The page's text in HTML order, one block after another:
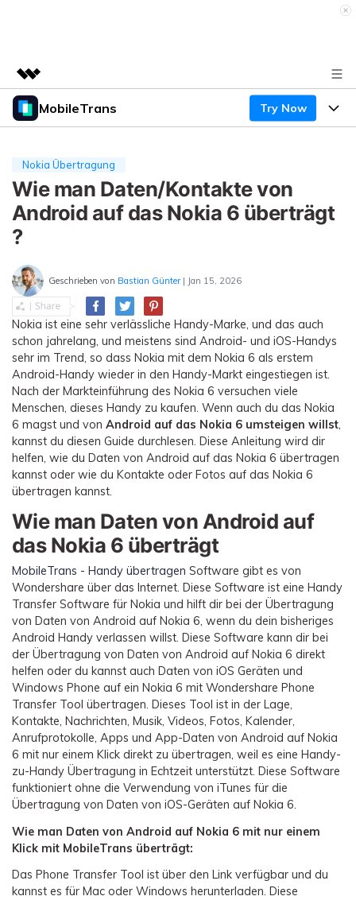
Top-Produkte
Dienstprogramme
Überblick
Über uns
Presseraum
Shop
Support
MobileTrans Try Now
Desktop
Mobile
Funktionen
Funktionen
Ressourcen
Handydatenübertragung
Handy-Backup & Wiederherstellung
WhatsApp Manager
Übertragung anderer Apps
WEITERE THEMEN ERKUNDEN
Preise
Preise für Windows
Preise für Mac
Preise für die App
Geschäftsplan
Bildungsplan
Lernen & Unterstützung
Wettbewerbe & Events
Lernen
Hilfe erhalten
Suche
Herunterladen
Nokia Übertragung
Wie man Daten/Kontakte von
Android auf das Nokia 6 überträgt
?
Geschrieben von Bastian Günter | Jan 15, 2026
Nokia ist eine sehr verlässliche Handy-Marke, und das auch
schon jahrelang, und meistens sind Android- und iOS-Handys
sehr im Trend, so dass Nokia mit dem Nokia 6 als erstem
Android-Handy wieder in den Handy-Markt eingestiegen ist.
Nach der Markteinführung des Nokia 6 versuchen viele
Menschen, dieses Handy zu kaufen. Wenn auch du das Nokia
6 magst und von Android auf das Nokia 6 umsteigen willst,
kannst du diesen Guide durchlesen. Diese Anleitung wird dir
helfen, wie du Daten von Android auf das Nokia 6 übertragen
kannst oder wie du Kontakte oder Fotos auf das Nokia 6
übertragen kannst.
Wie man Daten von Android auf
das Nokia 6 überträgt
MobileTrans - Handy übertragen Software gibt es von
Wondershare über das Internet. Diese Software ist eine Handy
Transfer Software für Nokia und hilft dir bei der Übertragung
von Daten von Android auf Nokia 6, wenn du dein bisheriges
Android Handy verlassen willst. Diese Software kann dir bei
der Übertragung von Daten von Android auf Nokia 6 direkt
helfen oder du kannst auch Daten von iOS Geräten und
Windows Phone auf ein Nokia 6 mit Wondershare Phone
Transfer Tool übertragen. Dieses Tool ist in der Lage,
Kontakte, Nachrichten, Musik, Videos, Fotos, Kalender,
Anrufprotokolle, Apps und App-Daten von Android auf Nokia
6 mit nur einem Klick direkt zu übertragen, weil es eine Handy-
zu-Handy Übertragung in Echtzeit unterstützt. Diese Software
funktioniert ohne die Verwendung von iTunes für die
Übertragung von Daten von iOS-Geräten auf Nokia 6.
Wie man Daten von Android auf Nokia 6 mit nur einem
Klick mit MobileTrans überträgt:
Das Phone Transfer Tool ist über den Link verfügbar und du
kannst es für Mac oder Windows herunterladen. Diese